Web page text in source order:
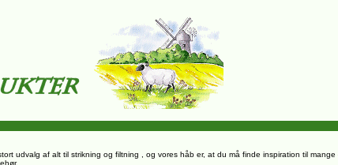
udvalg af alt til strikning og filtning , og vores håb er, at du må finde inspiration til